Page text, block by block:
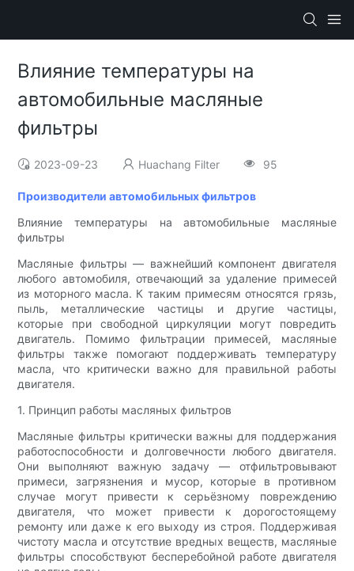
Влияние температуры на
автомобильные масляные
фильтры
2023-09-23 Huachang Filter 95
Производители автомобильных фильтров
Влияние температуры на автомобильные масляные
фильтры
Масляные фильтры — важнейший компонент двигателя
любого автомобиля, отвечающий за удаление примесей
из моторного масла. К таким примесям относятся грязь,
пыль, металлические частицы и другие частицы,
которые при свободной циркуляции могут повредить
двигатель. Помимо фильтрации примесей, масляные
фильтры также помогают поддерживать температуру
масла, что критически важно для правильной работы
двигателя.
1. Принцип работы масляных фильтров
Масляные фильтры критически важны для поддержания
работоспособности и долговечности любого двигателя.
Они выполняют важную задачу — отфильтровывают
примеси, загрязнения и мусор, которые в противном
случае могут привести к серьёзному повреждению
двигателя, что может привести к дорогостоящему
ремонту или даже к его выходу из строя. Поддерживая
чистоту масла и отсутствие вредных веществ, масляные
фильтры способствуют бесперебойной работе двигателя